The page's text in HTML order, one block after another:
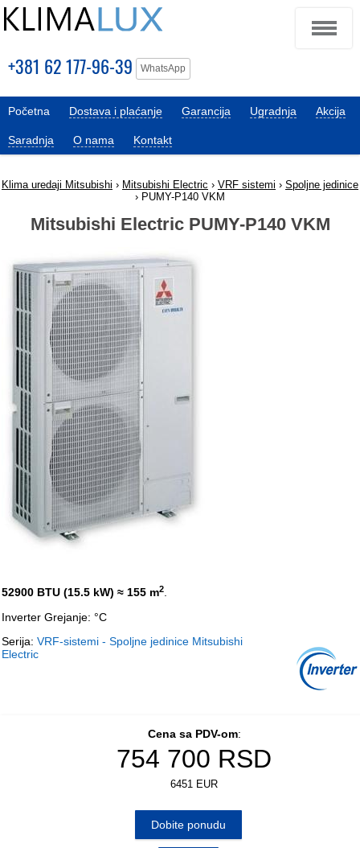
+381 62 177-96-39 WhatsApp
Početna Dostava i plaćanje Garancija Ugradnja Akcija
Saradnja O nama Kontakt
Klima uredaji Mitsubishi › Mitsubishi Electric › VRF sistemi › Spoljne jedinice
› PUMY-P140 VKM
Mitsubishi Electric PUMY-P140 VKM
52900 BTU (15.5 kW) ≈ 155 m2.
Inverter Grejanje: °C
Serija: VRF-sistemi - Spoljne jedinice Mitsubishi
Electric
Cena sa PDV-om:
754 700 RSD
6451 EUR
Dobite ponudu